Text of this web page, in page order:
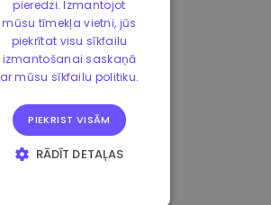
pieredzi. Izmantojot
mūsu tīmekļa vietni, jūs
piekrītat visu sīkfailu
izmantošanai saskaņā
ar mūsu sīkfailu politiku.
PIEKRIST VISĀM
RĀDĪT DETAĻAS